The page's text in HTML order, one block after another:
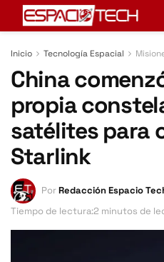
Inicio Tecnología Espacial
China
propia
satélites para
Starlink
PorRedacción Espacio
Tiempo de lectura:2 minutos de